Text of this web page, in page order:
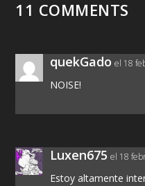
11 COMMENTS
quekGado el 18
NOISE!
Luxen675 el 18
Estoy altamente